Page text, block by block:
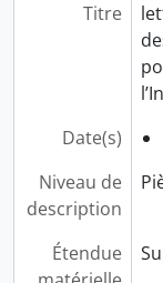
Titre
Date(s)
Niveau de
description
Étendue